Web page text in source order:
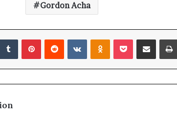
Gordon Acha
TumblrPinterestReddit VKontakteOdnoklassniki
Pocket Partager par email